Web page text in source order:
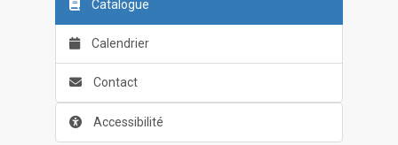
Catalogue
Calendrier
Contact
Accessibilité